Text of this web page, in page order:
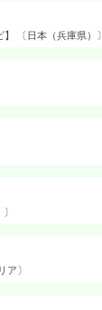
〔日本（兵庫県）〕
ア〕